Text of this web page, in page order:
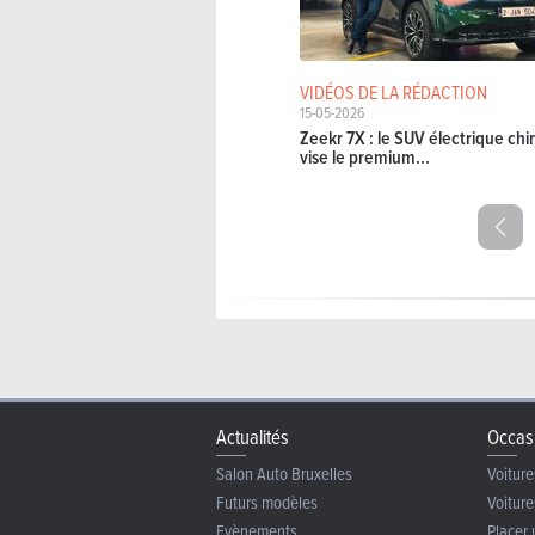
VIDÉOS DE LA RÉDACTION
15-05-2026
Zeekr 7X : le SUV électrique
vise le premium...
Actualités
Salon Auto Bruxelles
Futurs modèles